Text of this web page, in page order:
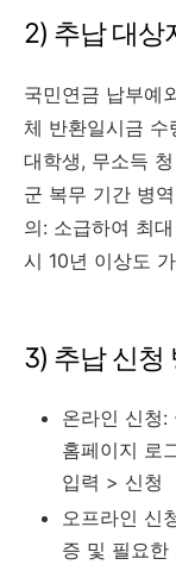
2) 추납 대상
국민연금 납부예
체 반환일시금
대학생, 무소득
군 복무 기간 병
의: 소급하여 최
시 10년 이상도
3) 추납 신청
온라인 신청
홈페이지 로
입력 > 신청
오프라인 신
증 및 필요